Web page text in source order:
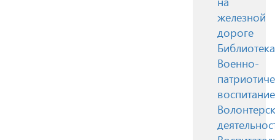
железной
дороге
Библиотека
Военно-
воспитание